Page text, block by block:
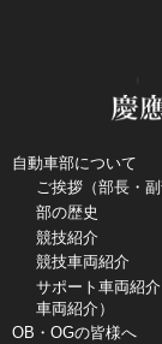
自動車部について
ご挨拶（部長・副
部の歴史
競技紹介
競技車両紹介
サポート車両紹
車両紹介）
OB・OGの皆様へ